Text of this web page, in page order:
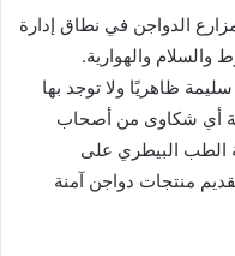
الدواجن في نطاق إدارة
والسلام والهوارية.
ظاهريًا ولا توجد بها
أي شكاوى من أصحاب
الطب البيطري على
منتجات دواجن آمنة